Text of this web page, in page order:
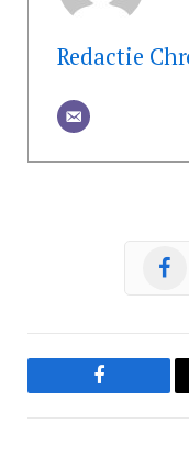
Redactie
Facebook